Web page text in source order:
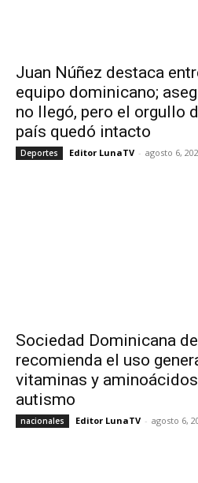
Juan Núñez destaca
equipo dominicano;
no llegó, pero el orgullo
país quedó intacto
Deportes Editor LunaTV - agosto 6,
Sociedad Dominicana
recomienda el uso
vitaminas y
autismo
nacionales Editor LunaTV - agosto 6,